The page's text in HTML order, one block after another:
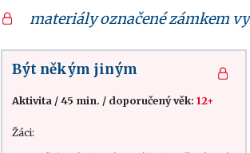
materiály označené zámkem
Být někým jiným
Aktivita / 45 min. / doporučený věk: 12+
Žáci: